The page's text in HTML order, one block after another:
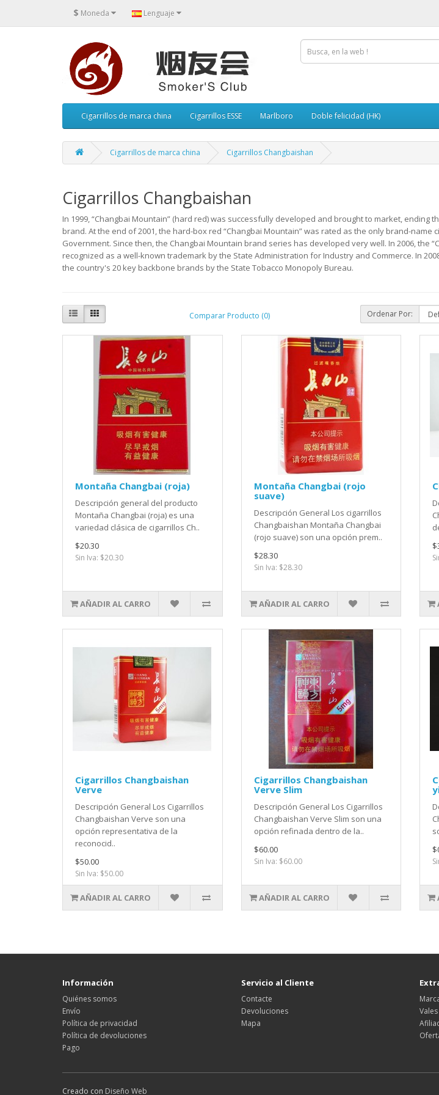
$ Moneda Lenguaje
Cigarrillos de marca china Cigarrillos ESSE Marlboro Doble felicidad (HK)
Cigarrillos de marca china Cigarrillos Changbaishan
Cigarrillos Changbaishan
In 1999, “Changbai Mountain” (hard red) was successfully developed and brought to market, ending
brand. At the end of 2001, the hard-box red “Changbai Mountain” was rated as the only brand-name
Government. Since then, the Changbai Mountain brand series has developed very well. In 2006, the
recognized as a well-known trademark by the State Administration for Industry and Commerce. In
the country's 20 key backbone brands by the State Tobacco Monopoly Bureau.
Comparar Producto (0) Ordenar Por:
Montaña Changbai (roja)
Descripción general del producto
Montaña Changbai (roja) es una
variedad clásica de cigarrillos Ch..
$20.30
Sin Iva: $20.30
AÑADIR AL CARRO
Montaña Changbai (rojo
suave)
Descripción General Los cigarrillos
Changbaishan Montaña Changbai
(rojo suave) son una opción prem..
$28.30
Sin Iva: $28.30
AÑADIR AL CARRO
Cigarrillos Changbaishan
Verve
Descripción General Los Cigarrillos
Changbaishan Verve son una
opción representativa de la
reconocid..
$50.00
Sin Iva: $50.00
AÑADIR AL CARRO
Cigarrillos Changbaishan
Verve Slim
Descripción General Los Cigarrillos
Changbaishan Verve Slim son una
opción refinada dentro de la..
$60.00
Sin Iva: $60.00
AÑADIR AL CARRO
Información
Quiénes somos
Envío
Política de privacidad
Política de devoluciones
Pago
Servicio al Cliente
Contacte
Devoluciones
Mapa
Creado con Diseño Web